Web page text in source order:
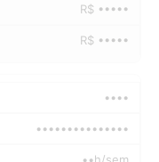
R$ •••••
R$ •••••
••••
•••••••••••••••
••h/sem